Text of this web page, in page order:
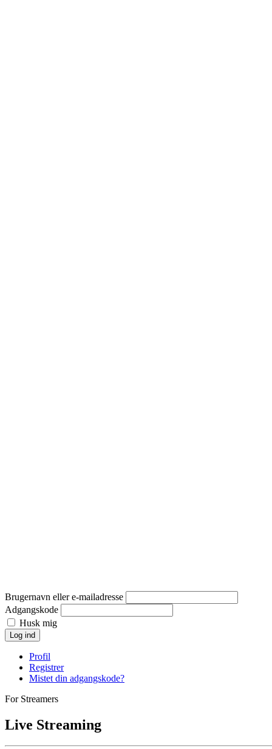
Brugernavn eller e-mailadresse
Adgangskode
Husk mig
Log ind
Profil
Registrer
Mistet din adgangskode?
For Streamers
Live Streaming